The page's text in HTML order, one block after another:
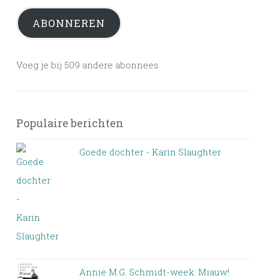
ABONNEREN
Voeg je bij 509 andere abonnees
Populaire berichten
Goede dochter - Karin Slaughter
Annie M.G. Schmidt-week: Miauw!